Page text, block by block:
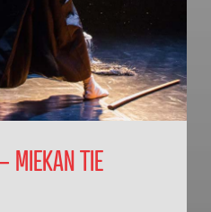
MIEKAN TIE